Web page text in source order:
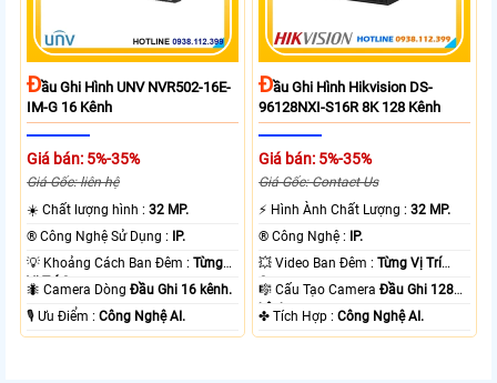
ĐẦu Ghi Hình UNV NVR502-16E-
IM-G 16 Kênh
Giá bán: 5%-35%
Giá Gốc: liên hệ
☀️ Chất lượng hình :32 MP.
®️ Công Nghệ Sử Dụng :
IP.
💡 Khoảng Cách Ban Đêm :Từng
Vị Trí Camera .
🐜 Camera DòngĐầu Ghi 16 kênh.
️🎙 Ưu Điểm :Công Nghệ AI.
ĐẦu Ghi Hình Hikvision DS-
96128NXI-S16R 8K 128 Kênh
Giá bán: 5%-35%
Giá Gốc: Contact Us
️⚡ Hình Ành Chất Lượng :32 MP.
®️ Công Nghệ :
IP.
💥 Video Ban Đêm :Từng Vị Trí
Camera .
🎼️ Cấu Tạo CameraĐầu Ghi 128
kênh.
️✤ Tích Hợp :Công Nghệ AI.